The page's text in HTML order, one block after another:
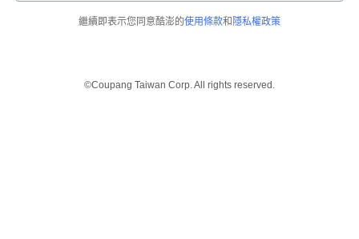
繼續即表示您同意酷澎的使用條款和 隱私權政策
©Coupang Taiwan Corp. All rights reserved.